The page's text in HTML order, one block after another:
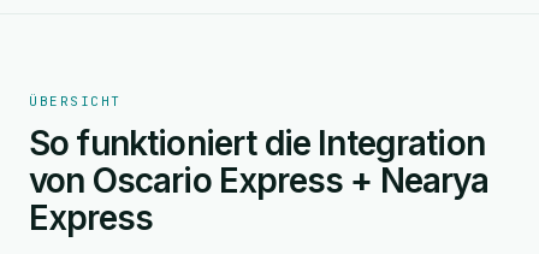
ÜBERSICHT
So funktioniert die Integration
von Oscario Express + Nearya
Express